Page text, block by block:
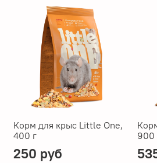
Корм для крыс Little One,
400 г
250 руб
900